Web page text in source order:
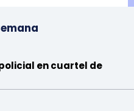
en cuartel de